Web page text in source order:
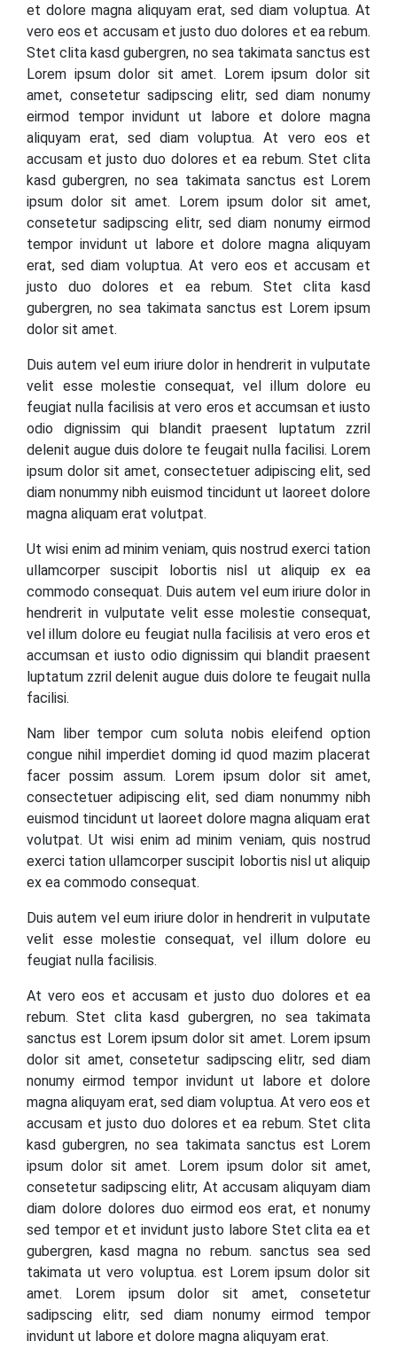
et dolore magna aliquyam erat, sed diam voluptua. At
vero eos et accusam et justo duo dolores et ea rebum.
Stet clita kasd gubergren, no sea takimata sanctus est
Lorem ipsum dolor sit amet. Lorem ipsum dolor sit
amet, consetetur sadipscing elitr, sed diam nonumy
eirmod tempor invidunt ut labore et dolore magna
aliquyam erat, sed diam voluptua. At vero eos et
accusam et justo duo dolores et ea rebum. Stet clita
kasd gubergren, no sea takimata sanctus est Lorem
ipsum dolor sit amet. Lorem ipsum dolor sit amet,
consetetur sadipscing elitr, sed diam nonumy eirmod
tempor invidunt ut labore et dolore magna aliquyam
erat, sed diam voluptua. At vero eos et accusam et
justo duo dolores et ea rebum. Stet clita kasd
gubergren, no sea takimata sanctus est Lorem ipsum
dolor sit amet.
Duis autem vel eum iriure dolor in hendrerit in vulputate
velit esse molestie consequat, vel illum dolore eu
feugiat nulla facilisis at vero eros et accumsan et iusto
odio dignissim qui blandit praesent luptatum zzril
delenit augue duis dolore te feugait nulla facilisi. Lorem
ipsum dolor sit amet, consectetuer adipiscing elit, sed
diam nonummy nibh euismod tincidunt ut laoreet dolore
magna aliquam erat volutpat.
Ut wisi enim ad minim veniam, quis nostrud exerci tation
ullamcorper suscipit lobortis nisl ut aliquip ex ea
commodo consequat. Duis autem vel eum iriure dolor in
hendrerit in vulputate velit esse molestie consequat,
vel illum dolore eu feugiat nulla facilisis at vero eros et
accumsan et iusto odio dignissim qui blandit praesent
luptatum zzril delenit augue duis dolore te feugait nulla
facilisi.
Nam liber tempor cum soluta nobis eleifend option
congue nihil imperdiet doming id quod mazim placerat
facer possim assum. Lorem ipsum dolor sit amet,
consectetuer adipiscing elit, sed diam nonummy nibh
euismod tincidunt ut laoreet dolore magna aliquam erat
volutpat. Ut wisi enim ad minim veniam, quis nostrud
exerci tation ullamcorper suscipit lobortis nisl ut aliquip
ex ea commodo consequat.
Duis autem vel eum iriure dolor in hendrerit in vulputate
velit esse molestie consequat, vel illum dolore eu
feugiat nulla facilisis.
At vero eos et accusam et justo duo dolores et ea
rebum. Stet clita kasd gubergren, no sea takimata
sanctus est Lorem ipsum dolor sit amet. Lorem ipsum
dolor sit amet, consetetur sadipscing elitr, sed diam
nonumy eirmod tempor invidunt ut labore et dolore
magna aliquyam erat, sed diam voluptua. At vero eos et
accusam et justo duo dolores et ea rebum. Stet clita
kasd gubergren, no sea takimata sanctus est Lorem
ipsum dolor sit amet. Lorem ipsum dolor sit amet,
consetetur sadipscing elitr, At accusam aliquyam diam
diam dolore dolores duo eirmod eos erat, et nonumy
sed tempor et et invidunt justo labore Stet clita ea et
gubergren, kasd magna no rebum. sanctus sea sed
takimata ut vero voluptua. est Lorem ipsum dolor sit
amet. Lorem ipsum dolor sit amet, consetetur
sadipscing elitr, sed diam nonumy eirmod tempor
invidunt ut labore et dolore magna aliquyam erat.